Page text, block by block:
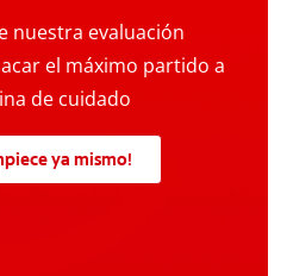
nuestra evaluación
el máximo partido a
de cuidado
ya mismo!